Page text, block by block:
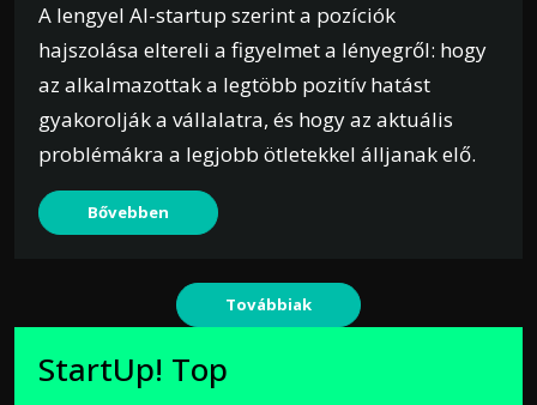
A lengyel AI-startup szerint a pozíciók
hajszolása eltereli a figyelmet a lényegről: hogy
az alkalmazottak a legtöbb pozitív hatást
gyakorolják a vállalatra, és hogy az aktuális
problémákra a legjobb ötletekkel álljanak elő.
Bővebben
Továbbiak
StartUp! Top